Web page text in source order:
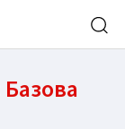
Базова